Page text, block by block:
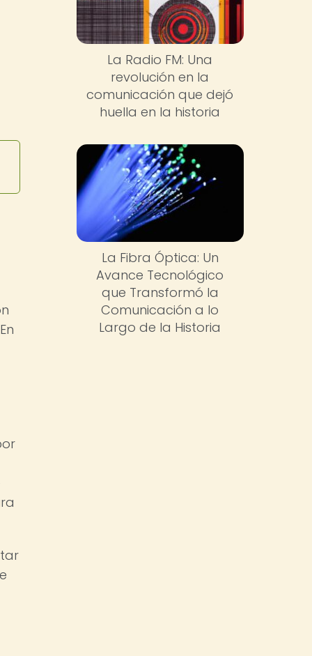
La Radio FM: Una
revolución en la
comunicación que dejó
huella en la historia
La Fibra Óptica: Un
Avance Tecnológico
que Transformó la
Comunicación a lo
Largo de la Historia